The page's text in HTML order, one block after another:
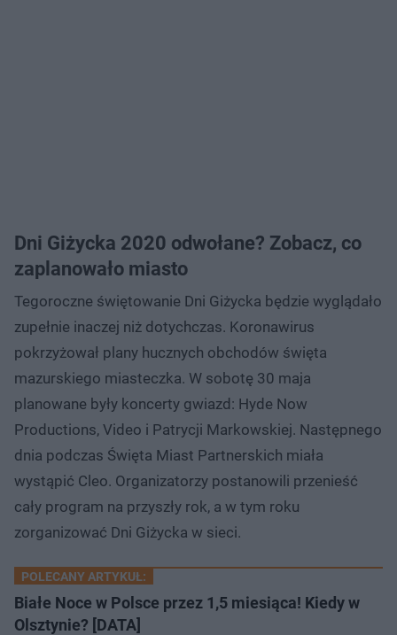
Dni Giżycka 2020 odwołane? Zobacz, co
zaplanowało miasto
Tegoroczne świętowanie Dni Giżycka będzie wyglądało
zupełnie inaczej niż dotychczas. Koronawirus
pokrzyżował plany hucznych obchodów święta
mazurskiego miasteczka. W sobotę 30 maja
planowane były koncerty gwiazd: Hyde Now
Productions, Video i Patrycji Markowskiej. Następnego
dnia podczas Święta Miast Partnerskich miała
wystąpić Cleo. Organizatorzy postanowili przenieść
cały program na przyszły rok, a w tym roku
zorganizować Dni Giżycka w sieci.
POLECANY ARTYKUŁ:
Białe Noce w Polsce przez 1,5 miesiąca! Kiedy w
Olsztynie? [DATA]